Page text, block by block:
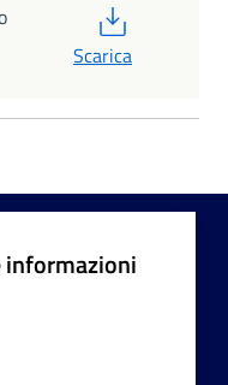
Scarica
informazioni